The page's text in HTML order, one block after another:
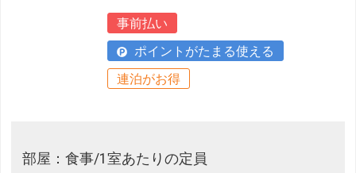
事前払い
ポイントがたまる使える
連泊がお得
部屋：食事/1室あたりの定員